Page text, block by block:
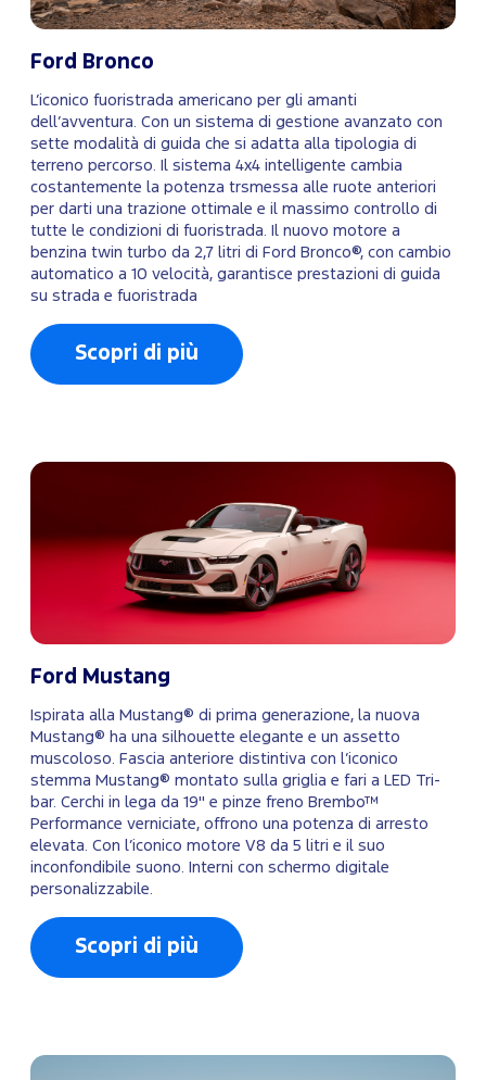
Ford Bronco
L’iconico fuoristrada americano per gli amanti
dell’avventura. Con un sistema di gestione avanzato con
sette modalità di guida che si adatta alla tipologia di
terreno percorso. Il sistema 4x4 intelligente cambia
costantemente la potenza trsmessa alle ruote anteriori
per darti una trazione ottimale e il massimo controllo di
tutte le condizioni di fuoristrada. Il nuovo motore a
benzina twin turbo da 2,7 litri di Ford Bronco®, con cambio
automatico a 10 velocità, garantisce prestazioni di guida
su strada e fuoristrada
Scopri di più
Ford Mustang
Ispirata alla Mustang® di prima generazione, la nuova
Mustang® ha una silhouette elegante e un assetto
muscoloso. Fascia anteriore distintiva con l’iconico
stemma Mustang® montato sulla griglia e fari a LED Tri-
bar. Cerchi in lega da 19" e pinze freno Brembo™
Performance verniciate, offrono una potenza di arresto
elevata. Con l’iconico motore V8 da 5 litri e il suo
inconfondibile suono. Interni con schermo digitale
personalizzabile.
Scopri di più